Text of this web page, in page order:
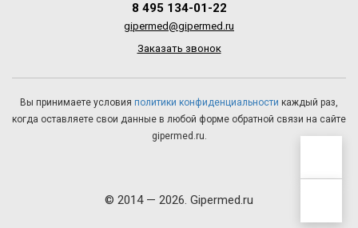
8 495 134-01-22
gipermed@gipermed.ru
Заказать звонок
© 2014 — 2026. Gipermed.ru
Вы принимаете условия политики конфиденциальности каждый раз,
когда оставляете свои данные в любой форме обратной связи на сайте
gipermed.ru.